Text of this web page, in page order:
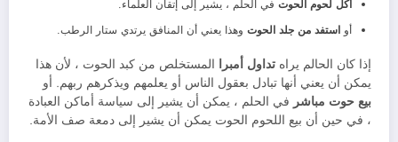
أكل لحوم الحوت في الحلم ، يشير إلى إتقان العلماء.
أو استفد من جلد الحوت وهذا يعني أن المنافق يرتدي ستار الرطب.
إذا كان الحالم يراه تداول أمبرا المستخلص من كبد الحوت ، لأن هذا
يمكن أن يعني أنها تبادل بعقول الناس أو يعلمهم ويذكرهم ربهم. أو
بيع حوت مباشر في الحلم ، يمكن أن يشير إلى سياسة أماكن العبادة
، في حين أن بيع اللحوم الحوت يمكن أن يشير إلى دمعة صف الأمة.